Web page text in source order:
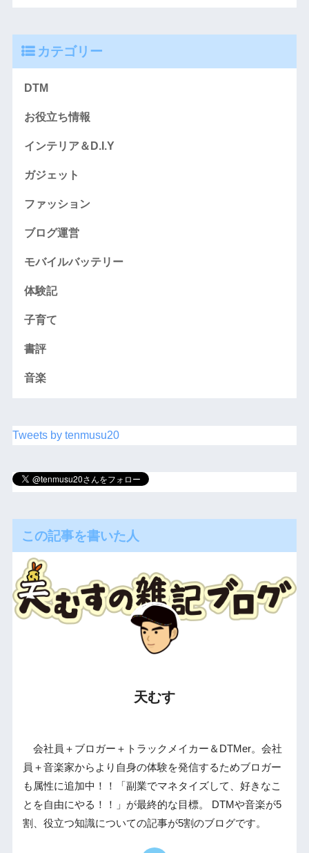
カテゴリー
DTM
お役立ち情報
インテリア＆D.I.Y
ガジェット
ファッション
ブログ運営
モバイルバッテリー
体験記
子育て
書評
音楽
Tweets by tenmusu20
この記事を書いた人
天むす
会社員＋ブロガー＋トラックメイカー＆DTMer。会社
員＋音楽家からより自身の体験を発信するためブロガー
も属性に追加中！！「副業でマネタイズして、好きなこ
とを自由にやる！！」が最終的な目標。 DTMや音楽が5
割、役立つ知識についての記事が5割のブログです。